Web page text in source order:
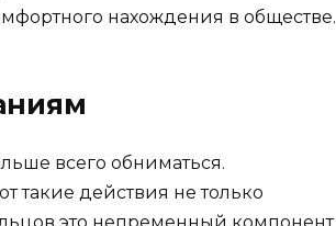
нахождения в обществе.
всего обниматься.
такие действия не только